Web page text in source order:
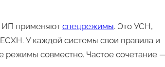
ИП применяют спецрежимы. Это УСН,
У каждой системы свои правила и
режимы совместно. Частое сочетание